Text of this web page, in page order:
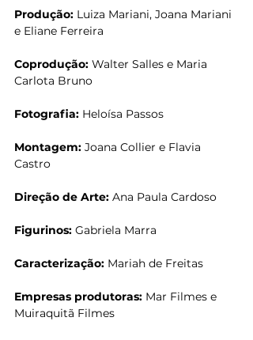
Produção: Luiza Mariani, Joana Mariani
e Eliane Ferreira
Coprodução: Walter Salles e Maria
Carlota Bruno
Fotografia: Heloísa Passos
Montagem: Joana Collier e Flavia
Castro
Direção de Arte: Ana Paula Cardoso
Figurinos: Gabriela Marra
Caracterização: Mariah de Freitas
Empresas produtoras: Mar Filmes e
Muiraquitã Filmes